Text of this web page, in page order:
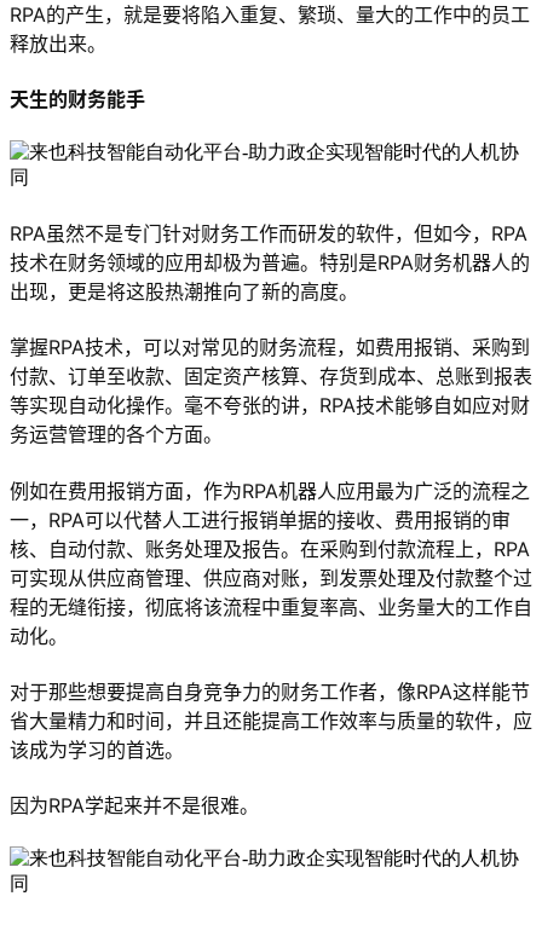
RPA的产生，就是要将陷入重复、繁琐、量大的工作中的员工
释放出来。
天生的财务能手
RPA虽然不是专门针对财务工作而研发的软件，但如今，RPA
技术在财务领域的应用却极为普遍。特别是RPA财务机器人的
出现，更是将这股热潮推向了新的高度。
掌握RPA技术，可以对常见的财务流程，如费用报销、采购到
付款、订单至收款、固定资产核算、存货到成本、总账到报表
等实现自动化操作。毫不夸张的讲，RPA技术能够自如应对财
务运营管理的各个方面。
例如在费用报销方面，作为RPA机器人应用最为广泛的流程之
一，RPA可以代替人工进行报销单据的接收、费用报销的审
核、自动付款、账务处理及报告。在采购到付款流程上，RPA
可实现从供应商管理、供应商对账，到发票处理及付款整个过
程的无缝衔接，彻底将该流程中重复率高、业务量大的工作自
动化。
对于那些想要提高自身竞争力的财务工作者，像RPA这样能节
省大量精力和时间，并且还能提高工作效率与质量的软件，应
该成为学习的首选。
因为RPA学起来并不是很难。